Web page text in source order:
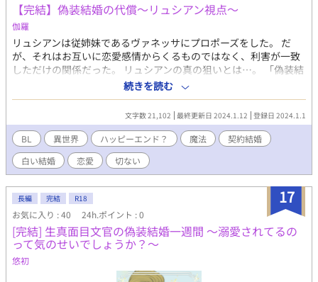
【完結】偽装結婚の代償〜リュシアン視点〜
伽羅
リュシアンは従姉妹であるヴァネッサにプロポーズをした。 だ
が、それはお互いに恋愛感情からくるものではなく、利害が一致
しただけの関係だった。 リュシアンの真の狙いとは…。 「偽装結
婚の代償〜他に好きな人がいるのに結婚した私達〜」のリュシア
ン視点です。
続きを読む
文字数 21,102 最終更新日 2024.1.12 登録日 2024.1.1
BL 異世界 ハッピーエンド？ 魔法
契約結婚
白い結婚
恋愛 切ない
17
長編 完結 R18
お気に入り : 40 24h.ポイント : 0
[完結] 生真面目文官の偽装結婚一週間 〜溺愛されてるの
って気のせいでしょうか？〜
悠初